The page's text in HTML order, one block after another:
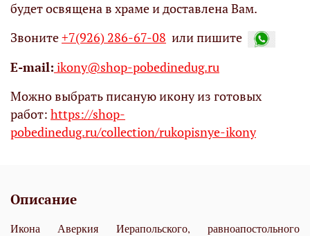
будет освящена в храме и доставлена Вам.
Звоните+7(926) 286-67-08 или пишите
Е-mail: ikony@shop-pobedinedug.ru
Можно выбрать писаную икону из готовых
работ: https://shop-
pobedinedug.ru/collection/rukopisnye-ikony
Описание
Икона Аверкия Иерапольского, равноапостольного